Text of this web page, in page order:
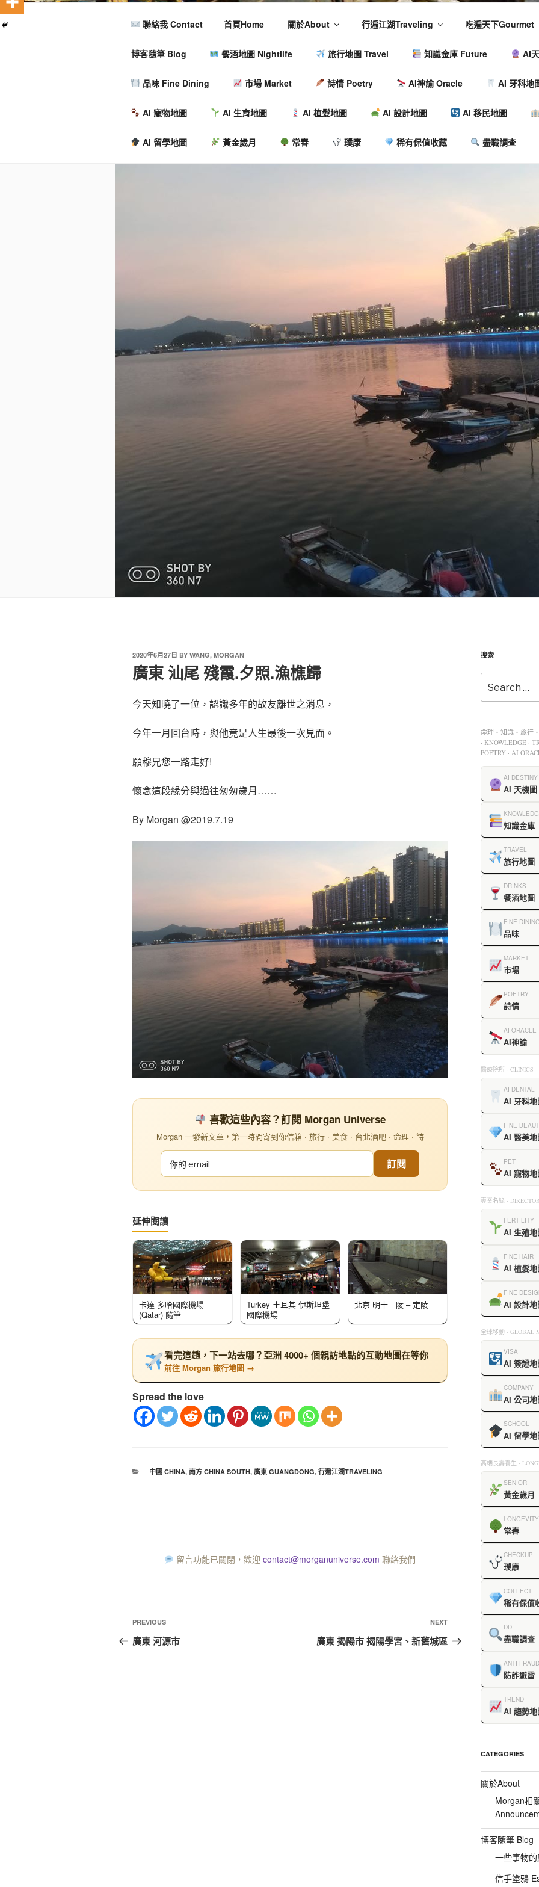
聯絡我 Contact 首頁Home 關於About 行遍江湖Traveling 吃遍天下Gourmet
博客隨筆 Blog 餐酒地圖 Nightlife 旅行地圖 Travel 知識金庫 Future AI
品味 Fine Dining 市場 Market 詩情 Poetry AI神諭 Oracle AI 牙科地
AI 寵物地圖 AI 生育地圖 AI 植髮地圖 AI 設計地圖 AI 移民地圖
AI 留學地圖 黃金歲月 常春 璞康 稀有保值收藏 盡職調查
2020年6月27日 BY WANG, MORGAN
廣東 汕尾 殘霞.夕照.漁樵歸
今天知曉了一位，認識多年的故友離世之消息，
今年一月回台時，與他竟是人生最後一次見面。
願穆兄您一路走好!
懷念這段緣分與過往匆匆歲月……
By Morgan @2019.7.19
喜歡這些內容？訂閱 Morgan Universe
Morgan 一發新文章，第一時間寄到你信箱 · 旅行 · 美食 · 台北酒吧 · 命理 · 詩
訂閱
延伸閱讀
卡達 多哈國際機場
(Qatar) 隨筆
Turkey 土耳其 伊斯坦堡
國際機場
北京 明十三陵 – 定陵
看完這趟，下一站去哪？亞洲 4000+ 個親訪地點的互動地圖在等你
前往 Morgan 旅行地圖 →
Spread the love
中國 CHINA, 南方 CHINA SOUTH, 廣東 GUANGDONG, 行遍江湖TRAVELING
留言功能已關閉，歡迎contact@morganuniverse.com 聯絡我們
PREVIOUS
廣東 河源市
NEXT
廣東 揭陽市 揭陽學宮、新舊城區
搜索
命理・知識・旅行
· KNOWLEDGE ·
POETRY · AI
AI DESTINY
AI 天機圖
知識金庫
TRAVEL
旅行地圖
DRINKS
餐酒地圖
FINE
品味
MARKET
市場
POETRY
詩情
AI ORACLE
AI神諭
醫療院所 · CLINICS
AI DENTAL
AI 牙科地
FINE
AI 醫美地
PET
AI 寵物地
專業名錄 ·
FERTILITY
AI 生殖地
FINE HAIR
AI 植髮地
FINE
AI 設計地
全球移動 · GLOBAL
VISA
AI 簽證地
COMPANY
AI 公司地
SCHOOL
AI 留學地
高端長壽養生 ·
SENIOR
黃金歲月
LONGEVITY
常春
CHECKUP
璞康
COLLECT
稀有保值
DD
盡職調查
ANTI-FRAUD
防詐避雷
TREND
AI 趨勢地
CATEGORIES
關於About
Morgan相
博客隨筆 Blog
一些事物
信手塗鴉